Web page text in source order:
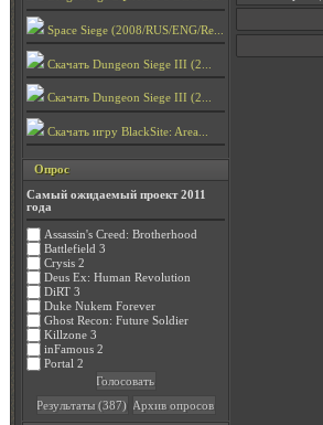
Space Siege (2008/RUS/ENG/Re...
Скачать Dungeon Siege III (2...
Скачать Dungeon Siege III (2...
Скачать игру BlackSite: Area...
Опрос
Самый ожидаемый проект 2011
года
Assassin's Creed: Brotherhood
Battlefield 3
Crysis 2
Deus Ex: Human Revolution
DiRT 3
Duke Nukem Forever
Ghost Recon: Future Soldier
Killzone 3
inFamous 2
Portal 2